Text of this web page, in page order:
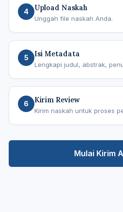
4 Upload Naskah
Unggah file naskah Anda.
5 Isi Metadata
Lengkapi judul, abstrak,
6 Kirim Review
Kirim naskah untuk proses
Mulai Kirim